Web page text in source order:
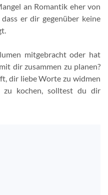
an Romantik eher von
er dir gegenüber keine
mitgebracht oder hat
dir zusammen zu planen?
dir liebe Worte zu widmen
kochen, solltest du dir